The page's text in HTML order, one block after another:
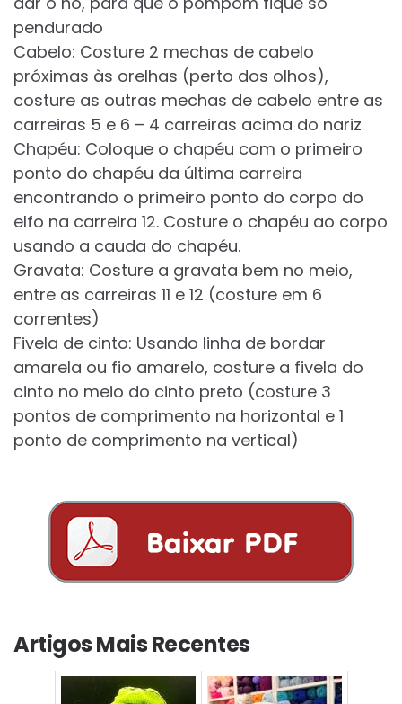
pendurado
Cabelo: Costure 2 mechas de cabelo
próximas às orelhas (perto dos olhos),
costure as outras mechas de cabelo entre as
carreiras 5 e 6 – 4 carreiras acima do nariz
Chapéu: Coloque o chapéu com o primeiro
ponto do chapéu da última carreira
encontrando o primeiro ponto do corpo do
elfo na carreira 12. Costure o chapéu ao corpo
usando a cauda do chapéu.
Gravata: Costure a gravata bem no meio,
entre as carreiras 11 e 12 (costure em 6
correntes)
Fivela de cinto: Usando linha de bordar
amarela ou fio amarelo, costure a fivela do
cinto no meio do cinto preto (costure 3
pontos de comprimento na horizontal e 1
ponto de comprimento na vertical)
Artigos Mais Recentes